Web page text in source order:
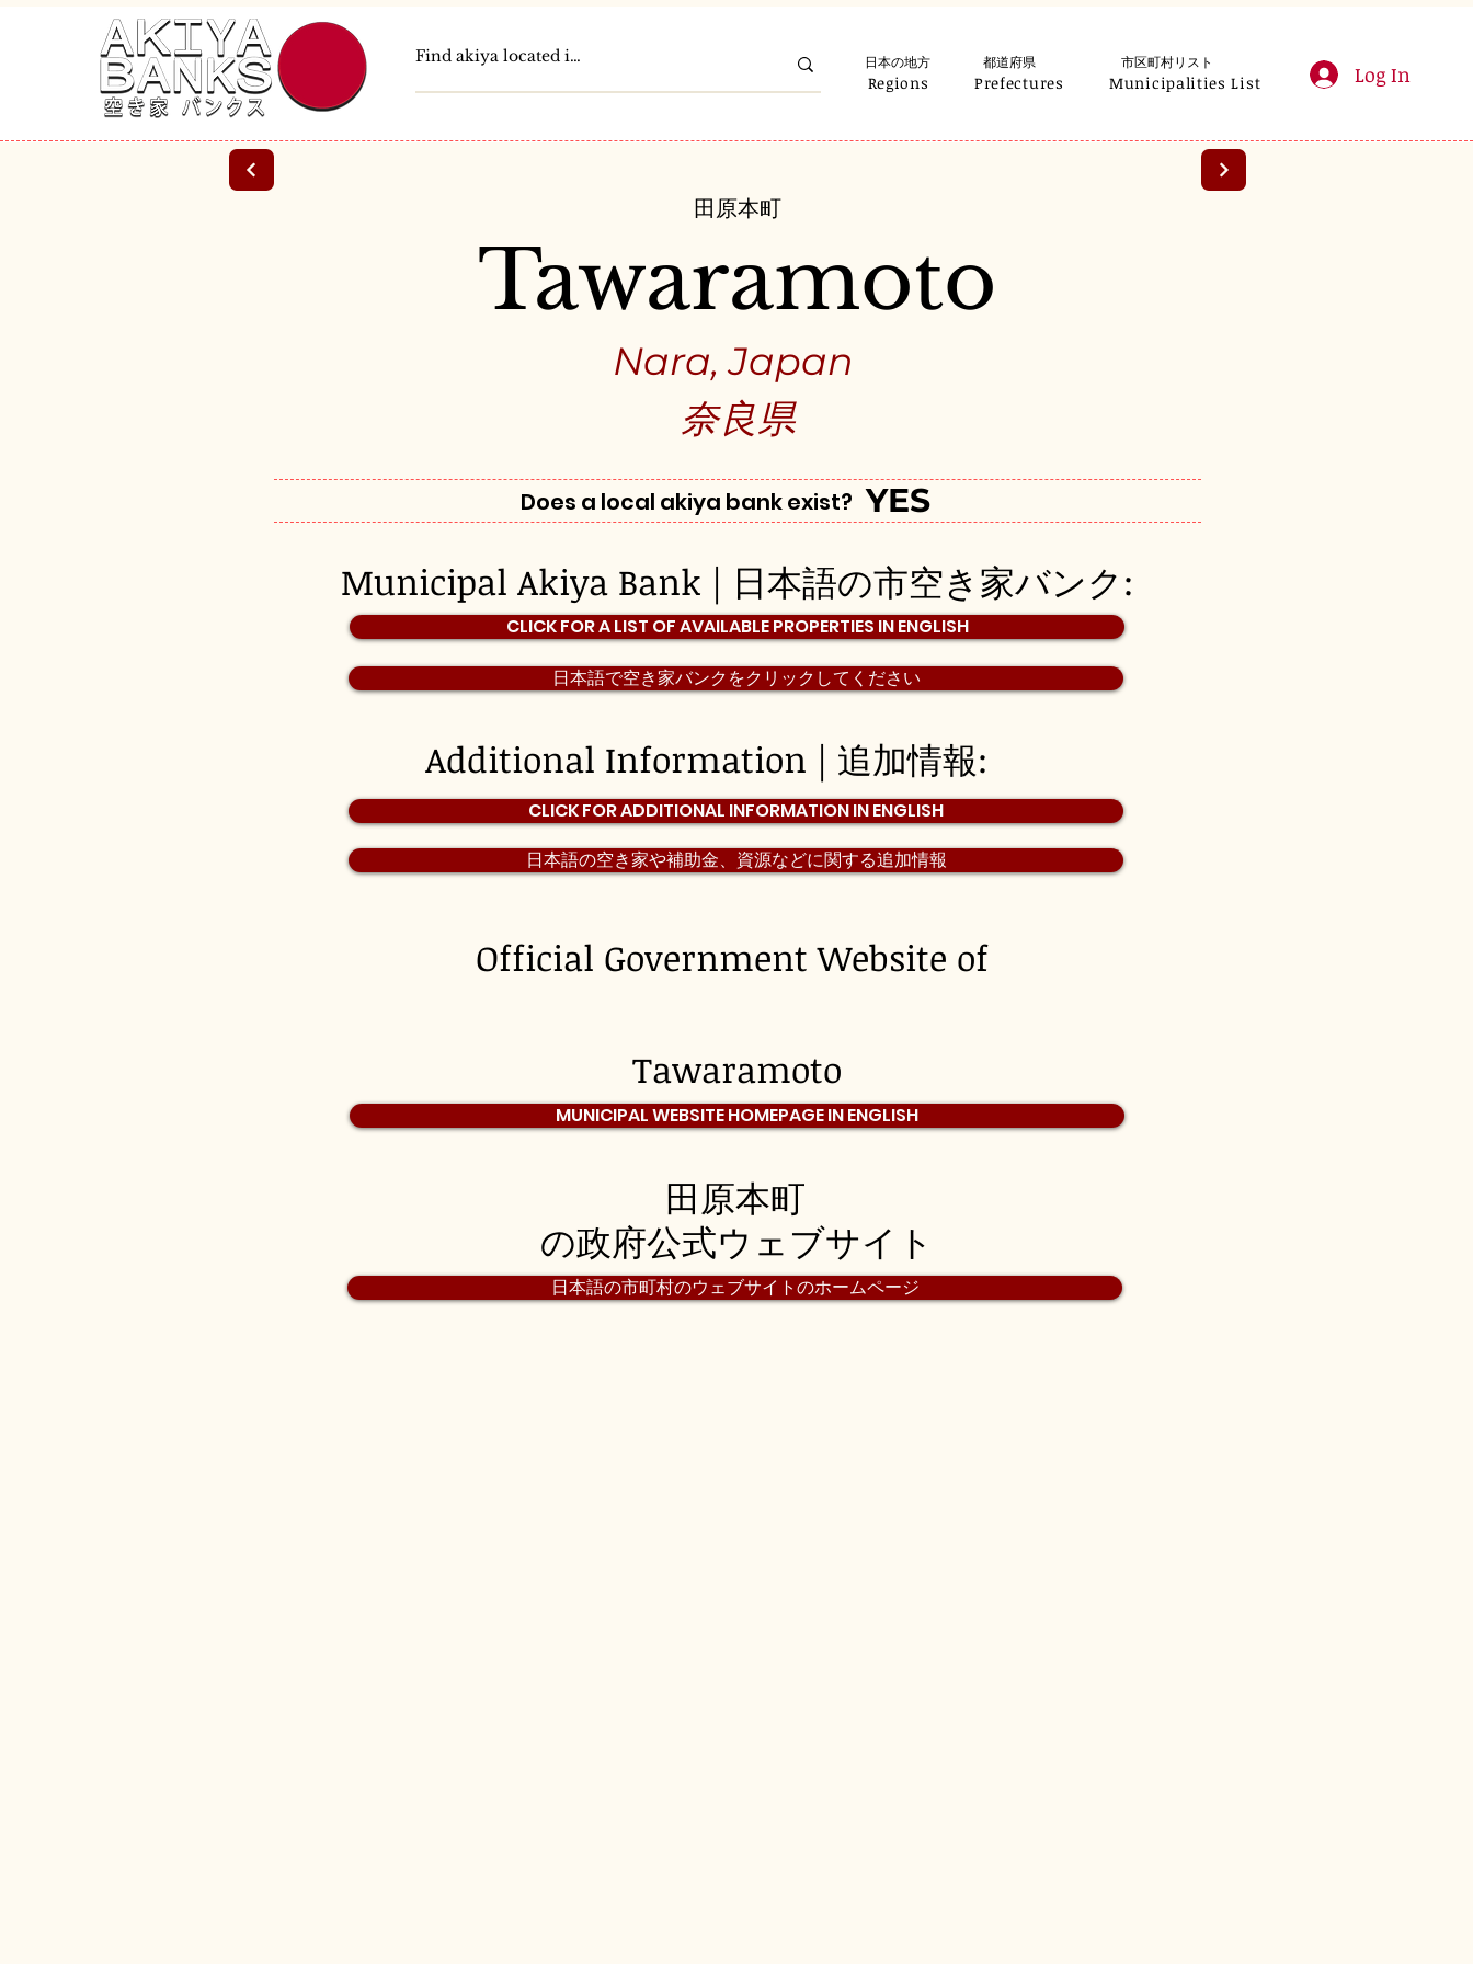
Regions Prefectures Municipalities List Log In
日本の地方 都道府県 市区町村リスト
田原本町
Official Government Website of
CLICK FOR ADDITIONAL INFORMATION IN ENGLISH
CLICK FOR A LIST OF AVAILABLE PROPERTIES IN ENGLISH
Nara, Japan
Additional Information | 追加情報:
Municipal Akiya Bank | 日本語の市空き家バンク:
Tawaramoto
Does a local akiya bank exist?
日本語で空き家バンクをクリックしてください
日本語の空き家や補助金、資源などに関する追加情報
奈良県
YES
Tawaramoto
MUNICIPAL WEBSITE HOMEPAGE IN ENGLISH
田原本町
日本語の市町村のウェブサイトのホームページ
の政府公式ウェブサイト